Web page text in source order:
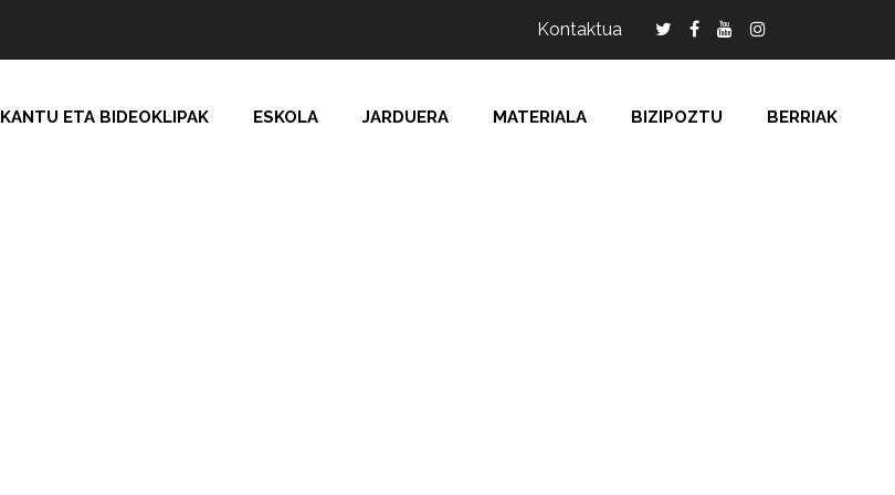
Kontaktua
KANTU ETA BIDEOKLIPAK ESKOLA JARDUERA MATERIALA BIZIPOZTU BERRIAK